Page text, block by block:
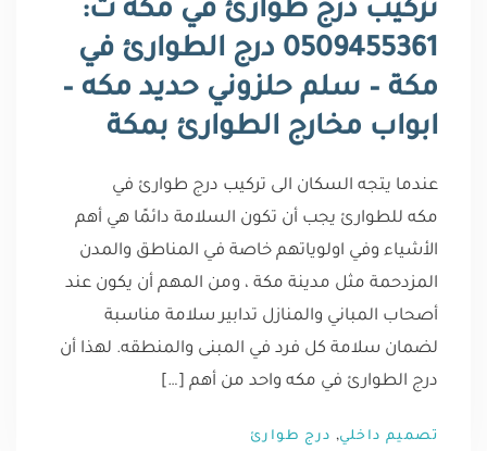
تركيب درج طوارئ في مكه ت:
0509455361 درج الطوارئ في
مكة – سلم حلزوني حديد مكه –
ابواب مخارج الطوارئ بمكة
عندما يتجه السكان الى تركيب درج طوارئ في
مكه للطوارئ يجب أن تكون السلامة دائمًا هي أهم
الأشياء وفي اولوياتهم خاصة في المناطق والمدن
المزدحمة مثل مدينة مكة ، ومن المهم أن يكون عند
أصحاب المباني والمنازل تدابير سلامة مناسبة
لضمان سلامة كل فرد في المبنى والمنطقه. لهذا أن
درج الطوارئ في مكه واحد من أهم […]
تصميم داخلي, درج طوارئ